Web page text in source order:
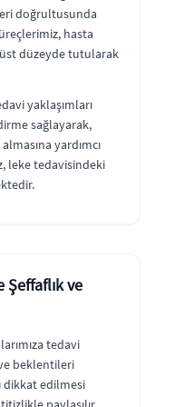
doğrultusunda
hasta
düzeyde tutularak
yaklaşımları
sağlayarak,
yardımcı
leke tedavisindeki
Şeffaflık ve
tedavi
beklentileri
dikkat edilmesi